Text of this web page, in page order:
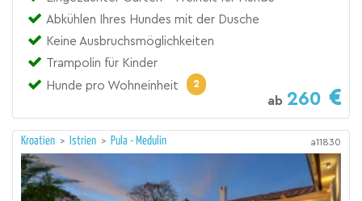
Abkühlen Ihres Hundes mit der Dusche
Keine Ausbruchsmöglichkeiten
Trampolin für Kinder
Hunde pro Wohneinheit
2
ab 260
Kroatien > Istrien > Pula - Medulin a11830